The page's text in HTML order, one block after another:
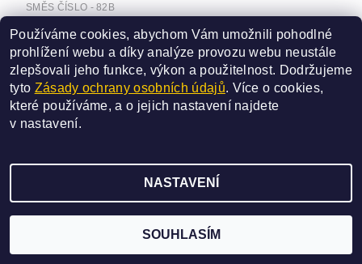
SMĚS ČÍSLO - 82B
od 340 Kč
DETAIL
Vytvořil Shoptet
Používáme cookies, abychom Vám umožnili pohodlné
prohlížení webu a díky analýze provozu webu neustále
zlepšovali jeho funkce, výkon a použitelnost. Dodržujeme
tyto Zásady ochrany osobních údajů. Více o cookies,
které používáme, a o jejich nastavení najdete
v nastavení.
NASTAVENÍ
SOUHLASÍM